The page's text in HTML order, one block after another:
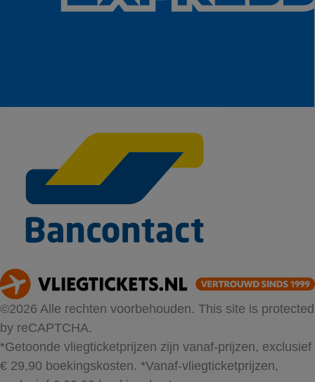
©2026 Alle rechten voorbehouden. This site is protected
by reCAPTCHA.
*Getoonde vliegticketprijzen zijn vanaf-prijzen, exclusief
€ 29,90 boekingskosten. *Vanaf-vliegticketprijzen,